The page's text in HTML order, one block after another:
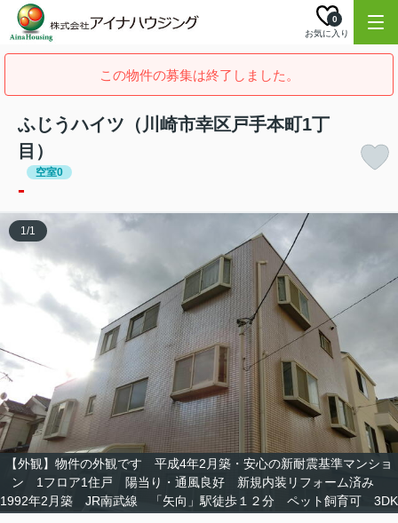
お気に入り
0
この物件の募集は終了しました。
ふじうハイツ（川崎市幸区戸手本町1丁
目）
空室0
-
【外観】物件の外観です 平成4年2月築・安心の新耐震基準マンショ
ン 1フロア1住戸 陽当り・通風良好 新規内装リフォーム済み
1992年2月築 JR南武線 「矢向」駅徒歩１２分 ペット飼育可 3DK
1/1